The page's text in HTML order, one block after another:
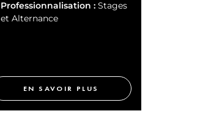
Professionnalisation :Stages
et Alternance
EN SAVOIR PLUS